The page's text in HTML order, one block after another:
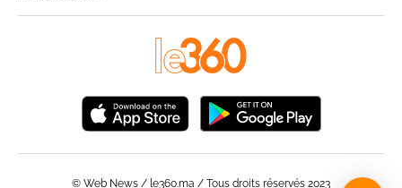
© Web News / le360.ma / Tous droits réservés 2023